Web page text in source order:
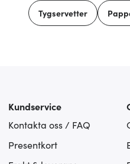
Tygservetter
Kundservice
Kontakta oss / FAQ
Presentkort